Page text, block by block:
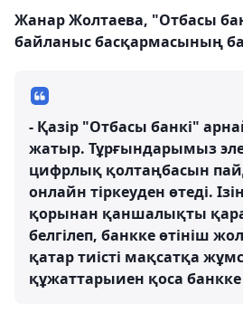
Жанар Жолтаева, "Отбасы
байланыс басқармасының
- Қазір "Отбасы банкі"
жатыр. Тұрғындарымыз
цифрлық қолтаңбасын
онлайн тіркеуден өтеді.
қорынан қаншалықты
белгілеп, банкке өтініш
қатар тиісті мақсатқа
құжаттарыиен қоса